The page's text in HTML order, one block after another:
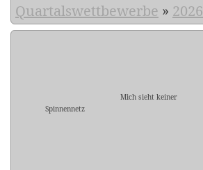
Quartalswettbewerbe » 2026
Spinnennetz
Mich sieht keiner